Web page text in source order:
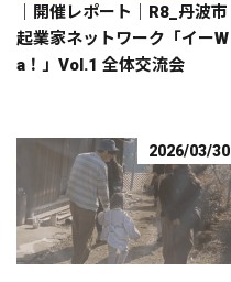
｜開催レポート｜R8_丹波市
起業家ネットワーク「イーW
a！」Vol.1 全体交流会
2026/03/30